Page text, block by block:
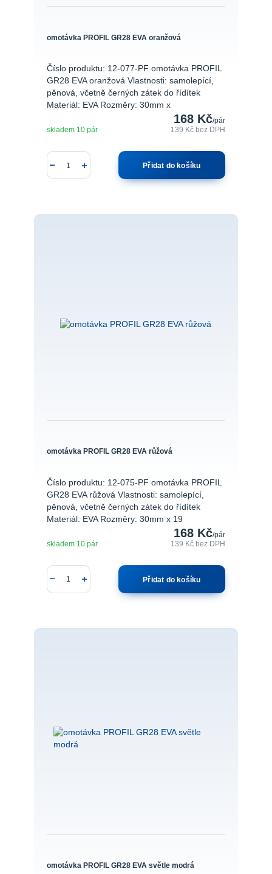
omotávka PROFIL GR28 EVA oranžová
Číslo produktu: 12-077-PF omotávka PROFIL
GR28 EVA oranžová Vlastnosti: samolepící,
pěnová, včetně černých zátek do řídítek
Materiál: EVA Rozměry: 30mm x
168 Kč/pár
139 Kč bez DPH
skladem 10 pár
Přidat do košíku
omotávka PROFIL GR28 EVA růžová
Číslo produktu: 12-075-PF omotávka PROFIL
GR28 EVA růžová Vlastnosti: samolepící,
pěnová, včetně černých zátek do řídítek
Materiál: EVA Rozměry: 30mm x 19
168 Kč/pár
139 Kčbez DPH
skladem 10 pár
Přidat do košíku
omotávka PROFIL GR28 EVA světle modrá